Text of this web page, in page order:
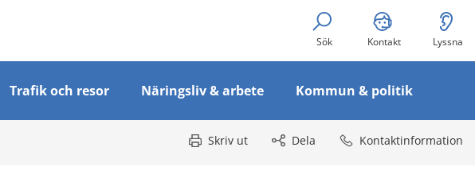
Sök Kontakt Lyssna
Trafik och resor Näringsliv & arbete Kommun & politik
Skriv ut Dela Kontaktinformation